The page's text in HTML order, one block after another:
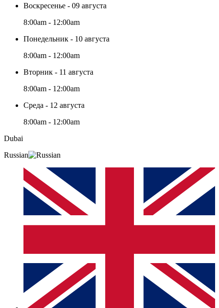
Воскресенье - 09 августа
8:00am - 12:00am
Понедельник - 10 августа
8:00am - 12:00am
Вторник - 11 августа
8:00am - 12:00am
Среда - 12 августа
8:00am - 12:00am
Dubai
Russian